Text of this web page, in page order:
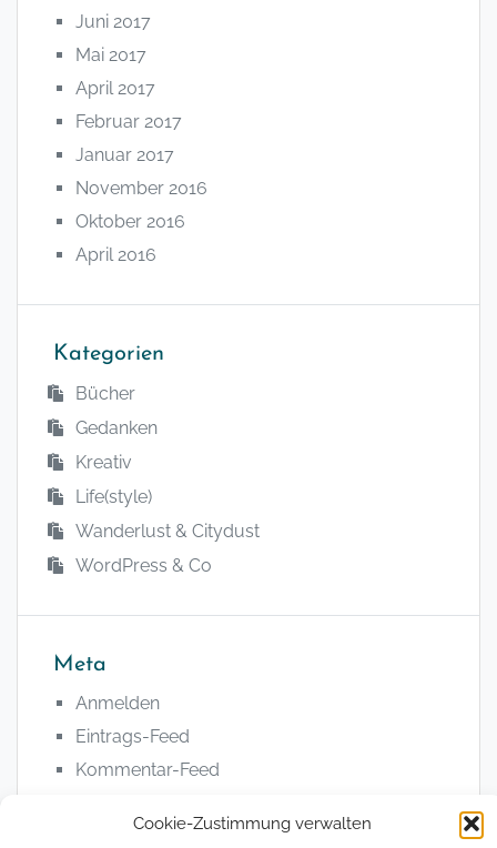
Cookie-Zustimmung verwalten
Juni 2017
Mai 2017
April 2017
Februar 2017
Januar 2017
November 2016
Oktober 2016
April 2016
Kategorien
Bücher
Gedanken
Kreativ
Life(style)
Wanderlust & Citydust
WordPress & Co
Meta
Anmelden
Eintrags-Feed
Kommentar-Feed